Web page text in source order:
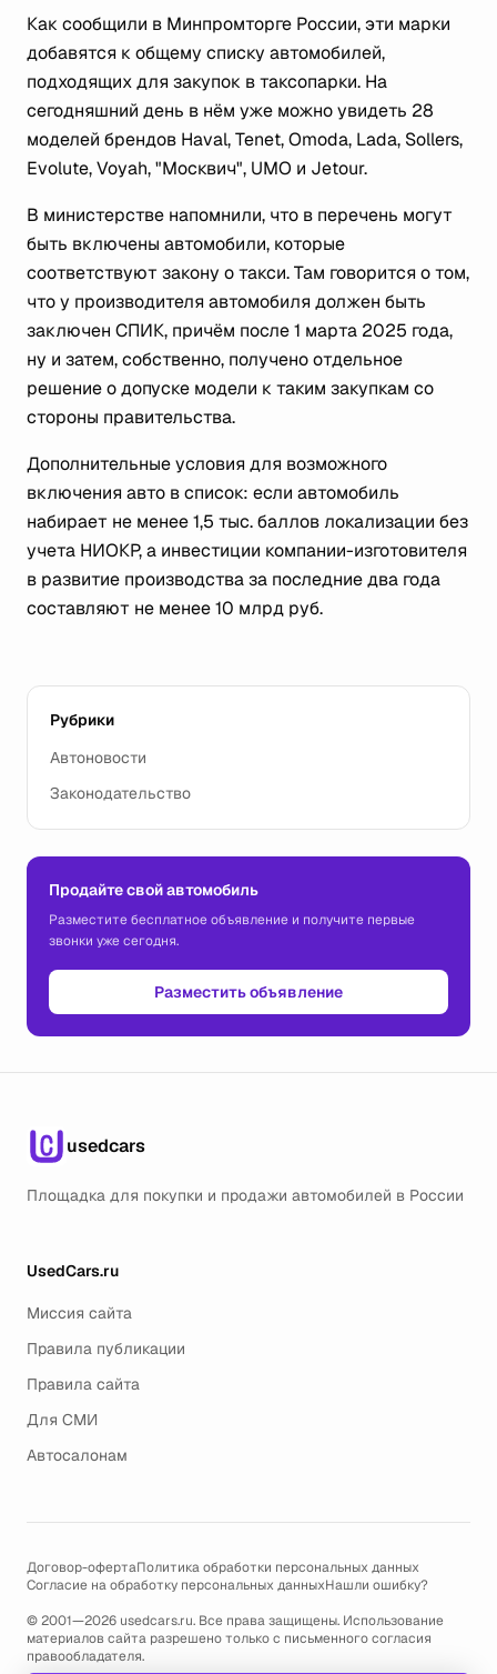
Как сообщили в Минпромторге России, эти марки
добавятся к общему списку автомобилей,
подходящих для закупок в таксопарки. На
сегодняшний день в нём уже можно увидеть 28
моделей брендов Haval, Tenet, Omoda, Lada, Sollers,
Evolute, Voyah, "Москвич", UMO и Jetour.
В министерстве напомнили, что в перечень могут
быть включены автомобили, которые
соответствуют закону о такси. Там говорится о том,
что у производителя автомобиля должен быть
заключен СПИК, причём после 1 марта 2025 года,
ну и затем, собственно, получено отдельное
решение о допуске модели к таким закупкам со
стороны правительства.
Дополнительные условия для возможного
включения авто в список: если автомобиль
набирает не менее 1,5 тыс. баллов локализации без
учета НИОКР, а инвестиции компании-изготовителя
в развитие производства за последние два года
составляют не менее 10 млрд руб.
Рубрики
Автоновости
Законодательство
Продайте свой автомобиль
Разместите бесплатное объявление и получите первые
звонки уже сегодня.
Разместить объявление
usedcars
Площадка для покупки и продажи автомобилей в России
UsedCars.ru
Миссия сайта
Правила публикации
Правила сайта
Для СМИ
Автосалонам
Договор-офертаПолитика обработки персональных данных
Согласие на обработку персональных данныхНашли ошибку?
© 2001—2026 usedcars.ru. Все права защищены. Использование
материалов сайта разрешено только с письменного согласия
правообладателя.